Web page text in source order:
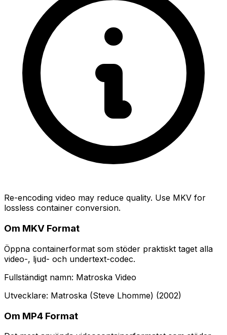
Re-encoding video may reduce quality. Use MKV for
lossless container conversion.
Om MKV Format
Öppna containerformat som stöder praktiskt taget alla
video-, ljud- och undertext-codec.
Fullständigt namn: Matroska Video
Utvecklare: Matroska (Steve Lhomme) (2002)
Om MP4 Format